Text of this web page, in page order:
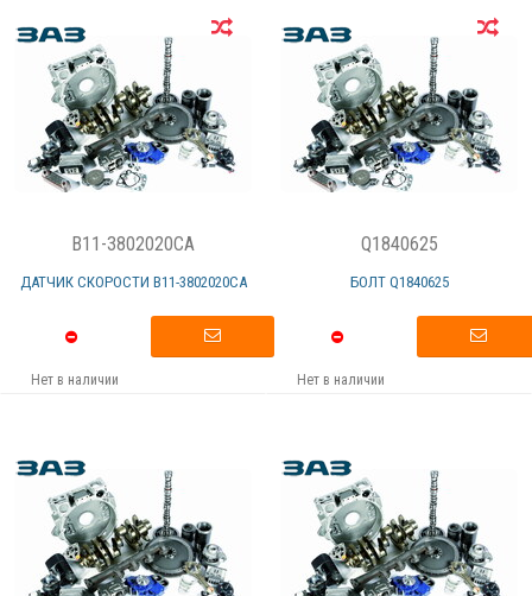
B11-3802020CA
ДАТЧИК СКОРОСТИ B11-3802020CА
Нет в наличии
Q1840625
БОЛТ Q1840625
Нет в наличии